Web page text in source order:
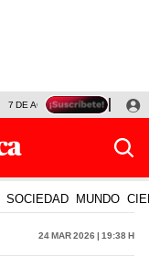
7 DE AGOSTO OLLANTA
SOCIEDAD MUNDO
24 Mar 2026 | 19:38 h